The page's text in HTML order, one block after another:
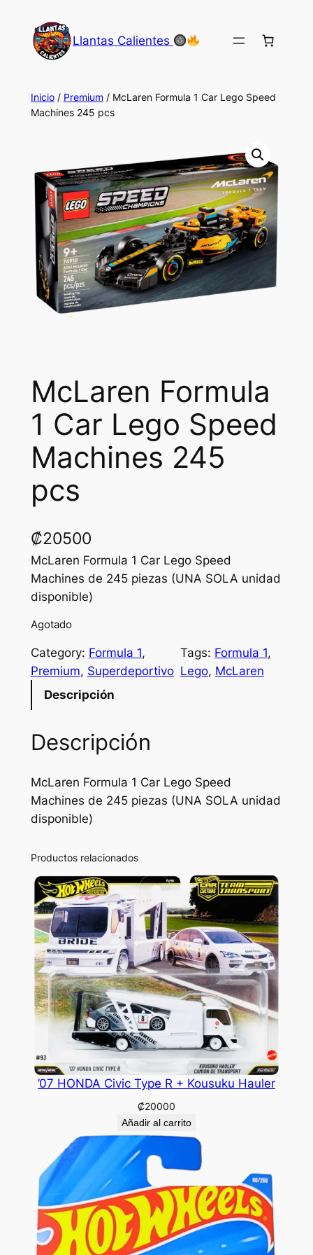
contenido
Llantas Calientes
Inicio/ Premium/ McLaren Formula 1 Car Lego Speed
Machines 245 pcs
McLaren Formula
1 Car Lego Speed
Machines 245
pcs
₡20500
McLaren Formula 1 Car Lego Speed
Machines de 245 piezas (UNA SOLA unidad
disponible)
Agotado
Category: Formula 1
Premium, Superdeportivo
Tags: Formula 1
Lego, McLaren
Descripción
Descripción
McLaren Formula 1 Car Lego Speed
Machines de 245 piezas (UNA SOLA unidad
disponible)
Productos relacionados
’07 HONDA Civic Type R + Kousuku Hauler
₡20000
Añadir al carrito